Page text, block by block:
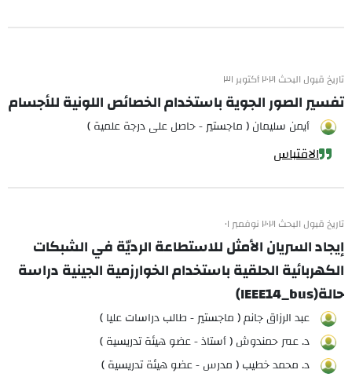
تاريخ قبول البحث ٢٠٢١ أكتوبر ٣١
تفسير الصور الجوية باستخدام الخصائص اللونية للأجسام
أيمن سليمان ( ماجستير - حاصل على درجة علمية )
الاقتباس
تاريخ قبول البحث ٢٠٢١ نوفمبر ٠١
إيجاد السريان الأمثل للاستطاعة الرديّة في الشبكات
الكهربائية الحلقية باستخدام الخوارزمية الجينية دراسة
حالة(IEEE14_bus)
عبد الرزاق جانم ( ماجستير - طالب دراسات عليا )
د. عمر حمندوش ( أستاذ - عضو هيئة تدريسية )
د. محمد خطيب ( مدرس - عضو هيئة تدريسية )